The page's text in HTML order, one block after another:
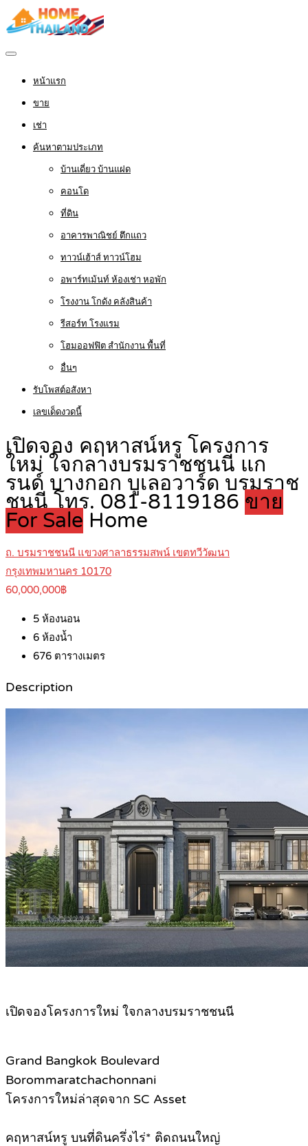
หน้าแรก
ขาย
เช่า
ค้นหาตามประเภท
บ้านเดี่ยว บ้านแฝด
คอนโด
ที่ดิน
อาคารพาณิชย์ ตึกแถว
ทาวน์เฮ้าส์ ทาวน์โฮม
อพาร์ทเม้นท์ ห้องเช่า หอพัก
โรงงาน โกดัง คลังสินค้า
รีสอร์ท โรงแรม
โฮมออฟฟิต สำนักงาน พื้นที่
อื่นๆ
รับโพสต์อสังหา
เลขเด็ดงวดนี้
เปิดจอง คฤหาสน์หรู โครงการ
ใหม่ ใจกลางบรมราชชนนี แก
รนด์ บางกอก บูเลอวาร์ด บรมราช
ชนนี โทร. 081-8119186 ขาย
For Sale Home
ถ. บรมราชชนนี แขวงศาลาธรรมสพน์ เขตทวีวัฒนา
กรุงเทพมหานคร 10170
60,000,000฿
5 ห้องนอน
6 ห้องน้ำ
676 ตารางเมตร
Description
เปิดจองโครงการใหม่ ใจกลางบรมราชชนนี
Grand Bangkok Boulevard
Borommaratchachonnani
โครงการใหม่ล่าสุดจาก SC Asset
คฤหาสน์หรู บนที่ดินครึ่งไร่* ติดถนนใหญ่